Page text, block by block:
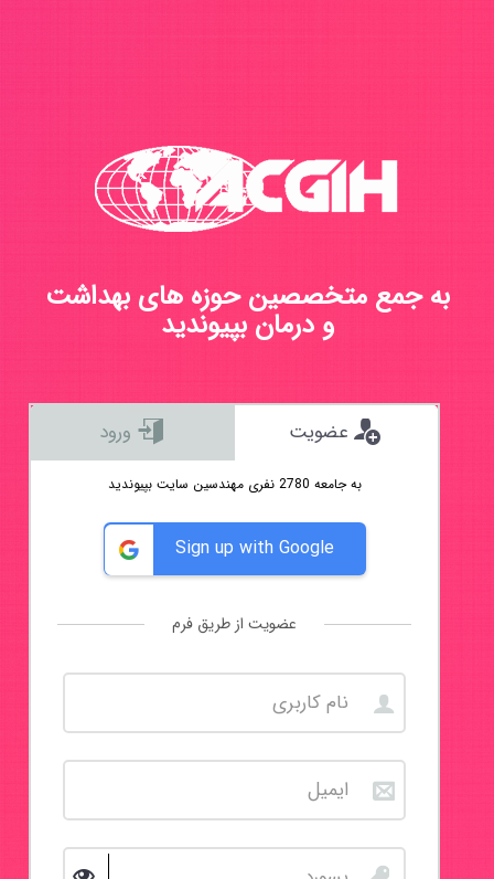
به جمع متخصصین حوزه های بهداشت
و درمان بپیوندید
به جامعه 2780 نفری مهندسین سایت بپیوندید
Sign up with Google
عضویت از طریق فرم